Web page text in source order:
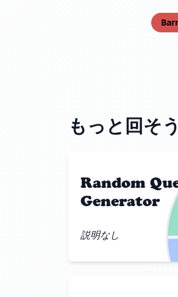
もっと回そう
Random
Generator
説明なし